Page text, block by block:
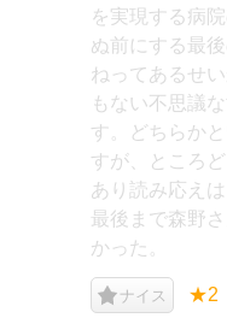
を実現する病
ぬ前にする最
ねってあるせ
もない不思議
す。どちらか
すが、ところ
あり読み応え
最後まで森野
かった。
ナイス ★2